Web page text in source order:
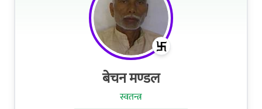
बेचन मण्‍डल
स्वतन्त्र